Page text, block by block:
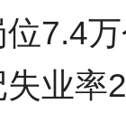
7.4
业率